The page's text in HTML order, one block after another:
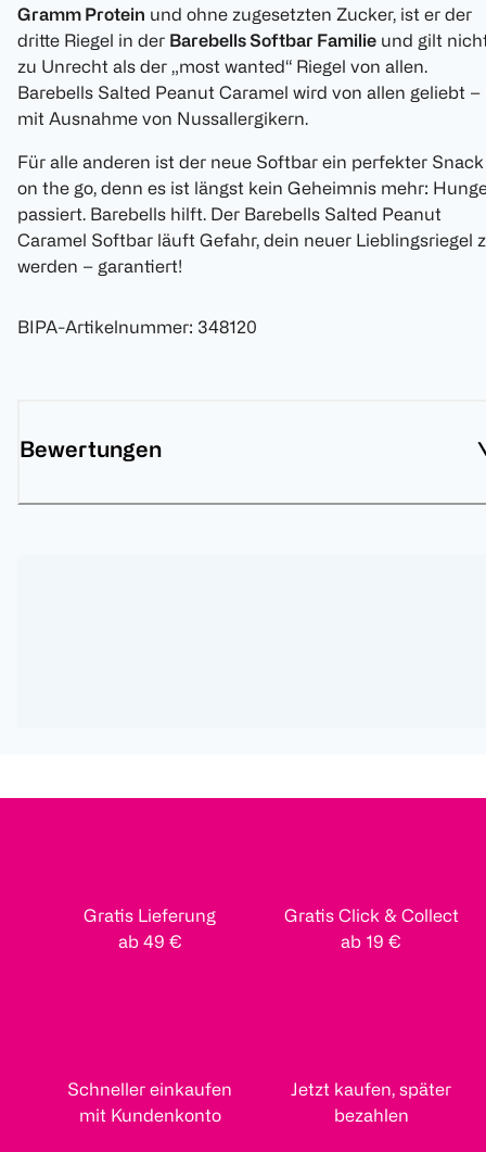
Gramm Protein und ohne zugesetzten Zucker, ist er der
dritte Riegel in der Barebells Softbar Familie und gilt
zu Unrecht als der „most wanted“ Riegel von allen.
Barebells Salted Peanut Caramel wird von allen geliebt –
mit Ausnahme von Nussallergikern.
Für alle anderen ist der neue Softbar ein perfekter Snack
on the go, denn es ist längst kein Geheimnis mehr:
passiert. Barebells hilft. Der Barebells Salted Peanut
Caramel Softbar läuft Gefahr, dein neuer Lieblingsriegel
werden – garantiert!
BIPA-Artikelnummer: 348120
Bewertungen
Gratis Lieferung
ab 49 €
Gratis Click & Collect
ab 19 €
Schneller einkaufen
mit Kundenkonto
Jetzt kaufen, später
bezahlen